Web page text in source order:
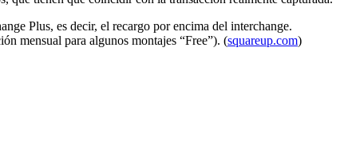
Plus, es decir, el recargo por encima del interchange.
mensual para algunos montajes “Free”). (squareup.com)